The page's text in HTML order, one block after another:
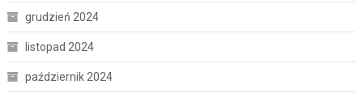
grudzień 2024
listopad 2024
październik 2024